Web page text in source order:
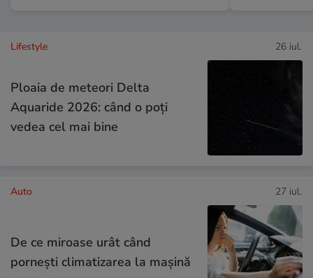
Lifestyle 26 iul.
Ploaia de meteori Delta
Aquaride 2026: când o poți
vedea cel mai bine
Auto 27 iul.
De ce miroase urât când
pornești climatizarea la mașină